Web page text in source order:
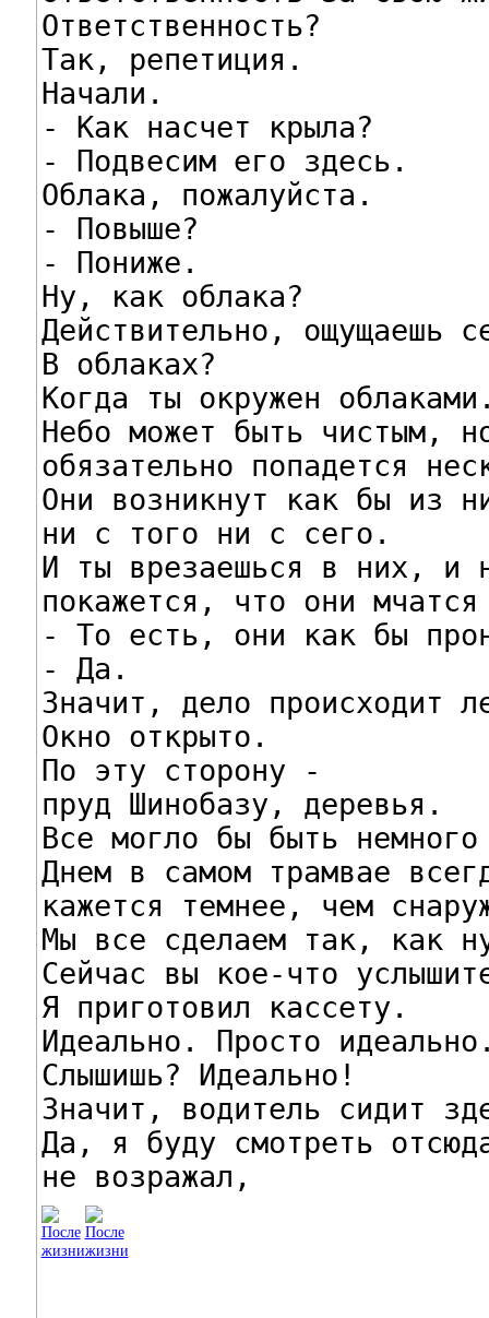
Ответственность?
Так, репетиция.
Начали.
- Как насчет крыла?
- Подвесим его здесь.
Облака, пожалуйста.
- Повыше?
- Пониже.
Ну, как облака?
Действительно, ощущаешь
В облаках?
Когда ты окружен
Небо может быть чистым,
обязательно попадется
Они возникнут как бы из
ни с того ни с сего.
И ты врезаешься в них, и
покажется, что они
- То есть, они как бы
- Да.
Значит, дело происходит
Окно открыто.
По эту сторону -
пруд Шинобазу, деревья.
Все могло бы быть
Днем в самом трамвае
кажется темнее, чем
Мы все сделаем так, как
Сейчас вы кое-что
Я приготовил кассету.
Идеально. Просто
Слышишь? Идеально!
Значит, водитель сидит
Да, я буду смотреть
не возражал,